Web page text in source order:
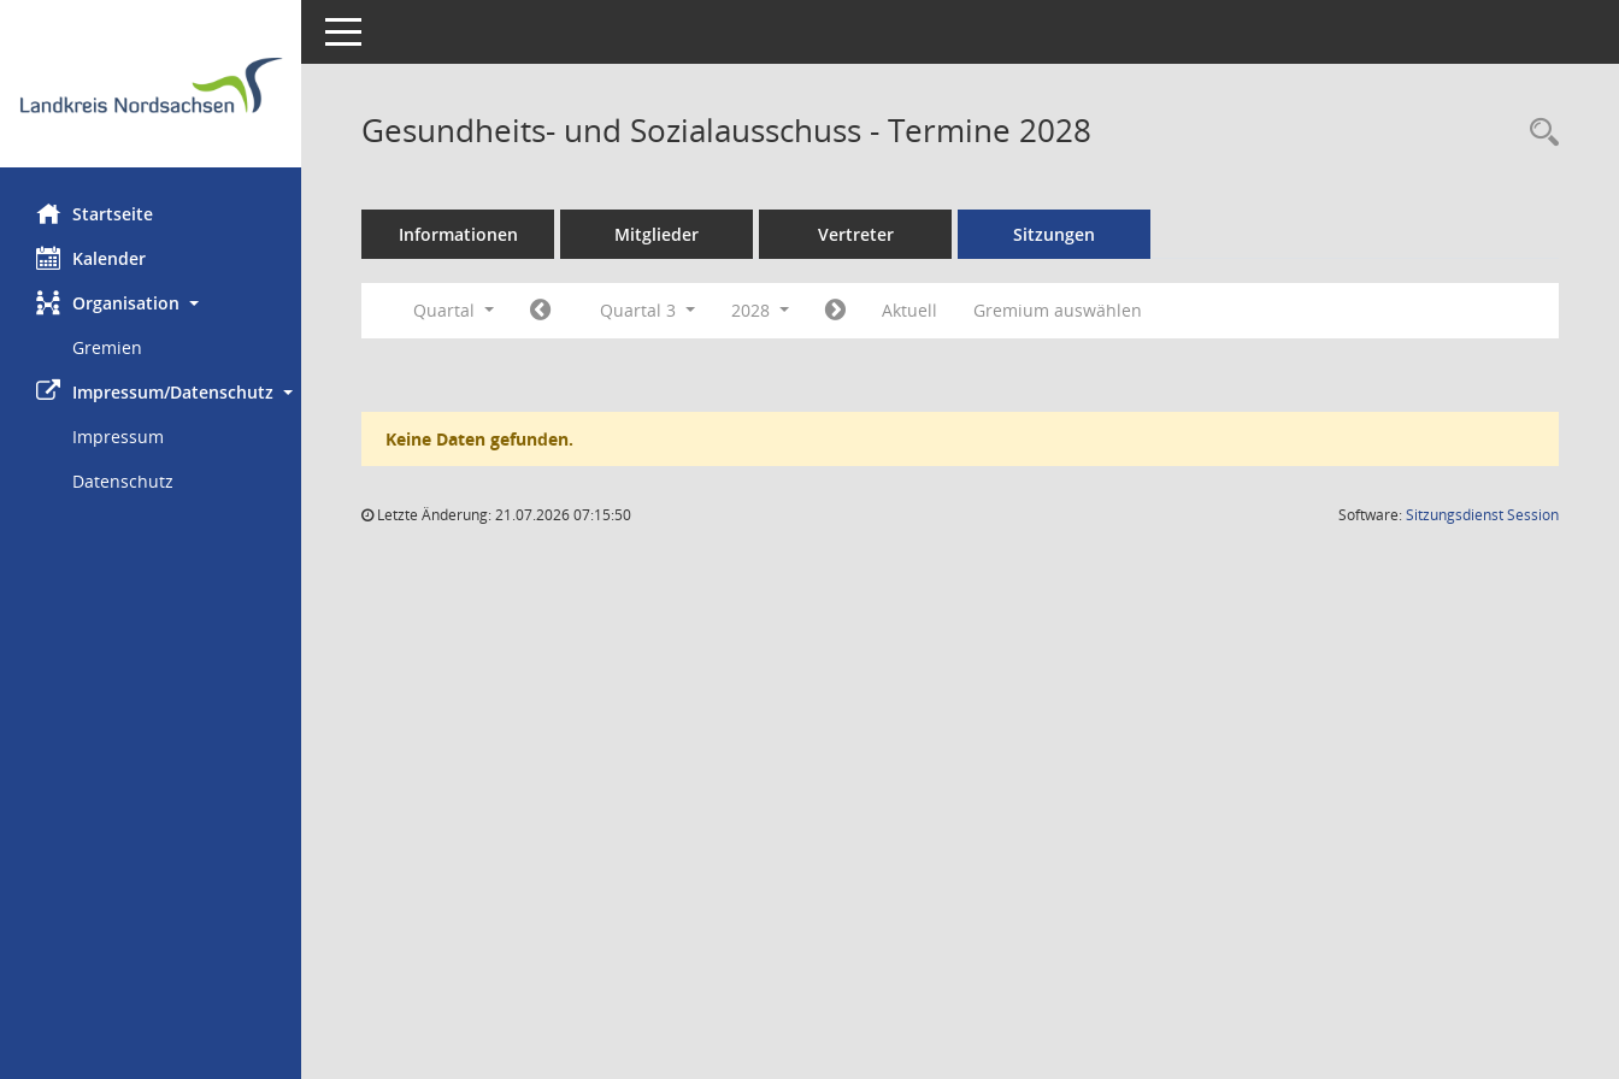
Startseite
Kalender
Organisation
Gremien
Impressum/Datenschutz
Impressum
Datenschutz
Toggle navigation
Gesundheits- und Sozialausschuss - Termine 2028
Informationen Mitglieder Vertreter Sitzungen
Quartal Quartal 3 2028 Aktuell Gremium auswählen
Keine Daten gefunden.
Letzte Änderung: 21.07.2026 07:15:50 Software:SitzungsdienstSession(Wird in